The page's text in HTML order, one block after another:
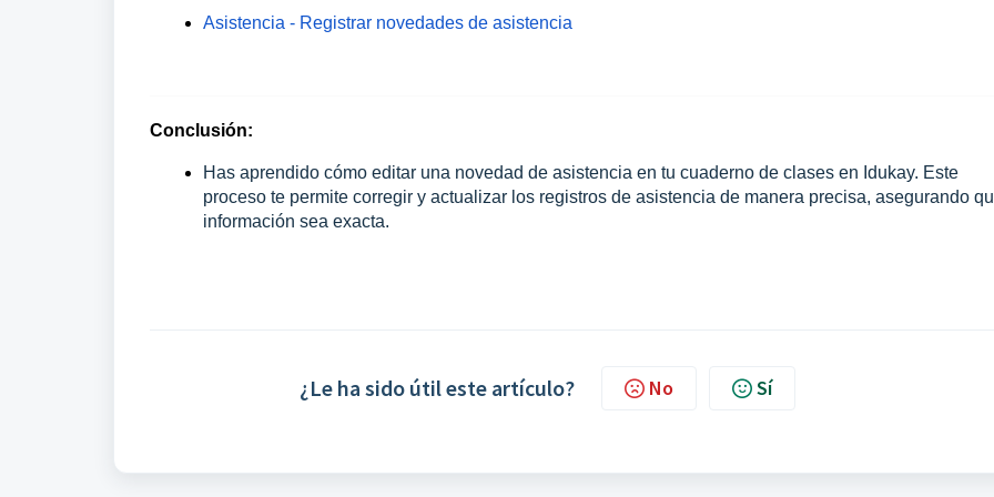
Asistencia - Registrar novedades de asistencia
Conclusión:
Has aprendido cómo editar una novedad de asistencia en tu cuaderno de clases en Idukay. Este
proceso te permite corregir y actualizar los registros de asistencia de manera precisa, asegurando
información sea exacta.
¿Le ha sido útil este artículo? No Sí